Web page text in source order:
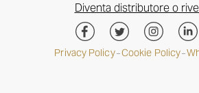
Diventa distributore o
Privacy Policy–Cookie Policy–